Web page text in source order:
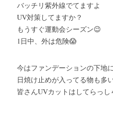
バッチリ紫外線でてますよ
UV対策してますか？
もうすぐ運動会シーズン😉
1日中、外は危険😱
今はファンデーションの下地
日焼け止めが入ってる物も多
皆さんUVカットはしてらっし